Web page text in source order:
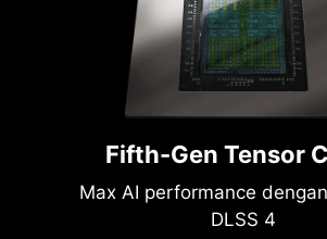
Fifth-Gen Tensor
Max AI performance
DLSS 4